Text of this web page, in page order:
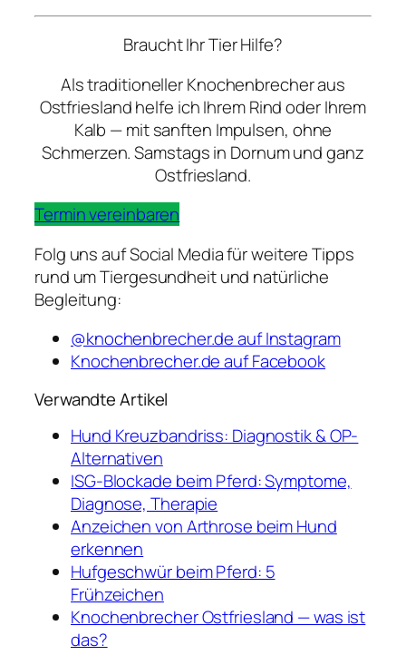
Braucht Ihr Tier Hilfe?
Als traditioneller Knochenbrecher aus
Ostfriesland helfe ich Ihrem Rind oder Ihrem
Kalb — mit sanften Impulsen, ohne
Schmerzen. Samstags in Dornum und ganz
Ostfriesland.
Termin vereinbaren
Folg uns auf Social Media für weitere Tipps
rund um Tiergesundheit und natürliche
Begleitung:
@knochenbrecher.de auf Instagram
Knochenbrecher.de auf Facebook
Verwandte Artikel
Hund Kreuzbandriss: Diagnostik & OP-
Alternativen
ISG-Blockade beim Pferd: Symptome,
Diagnose, Therapie
Anzeichen von Arthrose beim Hund
erkennen
Hufgeschwür beim Pferd: 5
Frühzeichen
Knochenbrecher Ostfriesland — was ist
das?